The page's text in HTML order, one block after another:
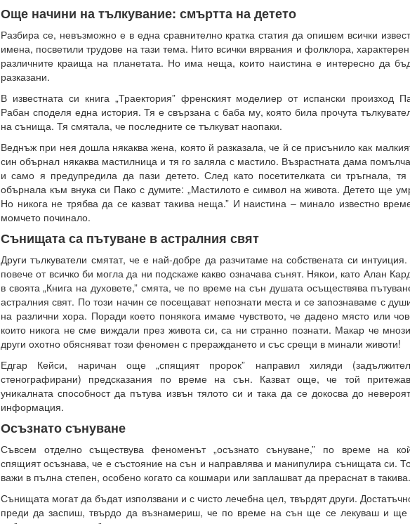
Още начини на тълкувание: смъртта на детето
Разбира се, невъзможно е в една сравнително кратка статия да опишем всички
имена, посветили трудове на тази тема. Нито всички вярвания и фолклора,
различните краища на планетата. Но има неща, които наистина е интересно да
разказани.
В известната си книга „Траектория” френският моделиер от испански произход
Рабан споделя една история. Тя е свързана с баба му, която била прочута
на сънища. Тя смятала, че последните се тълкуват наопаки.
Веднъж при нея дошла някаква жена, която й разказала, че й се присънило как
син обърнал някаква мастилница и тя го заляла с мастило. Възрастната дама
и само я предупредила да пази детето. След като посетителката си тръгнала, тя
обърнала към внука си Пако с думите: „Мастилото е символ на живота. Детето ще
Но никога не трябва да се казват такива неща.” И наистина – минало известно
момчето починало.
Сънищата са пътуване в астралния свят
Други тълкуватели смятат, че е най-добре да разчитаме на собствената си интуиция.
повече от всичко би могла да ни подскаже какво означава сънят. Някои, като Алан
в своята „Книга на духовете,” смята, че по време на сън душата осъществява
астралния свят. По този начин се посещават непознати места и се запознаваме с
на различни хора. Поради което понякога имаме чувството, че дадено място или
които никога не сме виждали през живота си, са ни странно познати. Макар че
други охотно обясняват този феномен с прераждането и със срещи в минали животи!
Едгар Кейси, наричан още „спящият пророк” направил хиляди
стенографирани) предсказания по време на сън. Казват още, че той
уникалната способност да пътува извън тялото си и така да се докосва до
информация.
Осъзнато сънуване
Съвсем отделно съществува феноменът „осъзнато сънуване,” по време на
спящият осъзнава, че е състояние на сън и направлява и манипулира сънищата си.
важи в пълна степен, особено когато са кошмари или заплашват да прераснат в такива.
Сънищата могат да бъдат използвани и с чисто лечебна цел, твърдят други.
преди да заспиш, твърдо да възнамериш, че по време на сън ще се лекуваш и ще